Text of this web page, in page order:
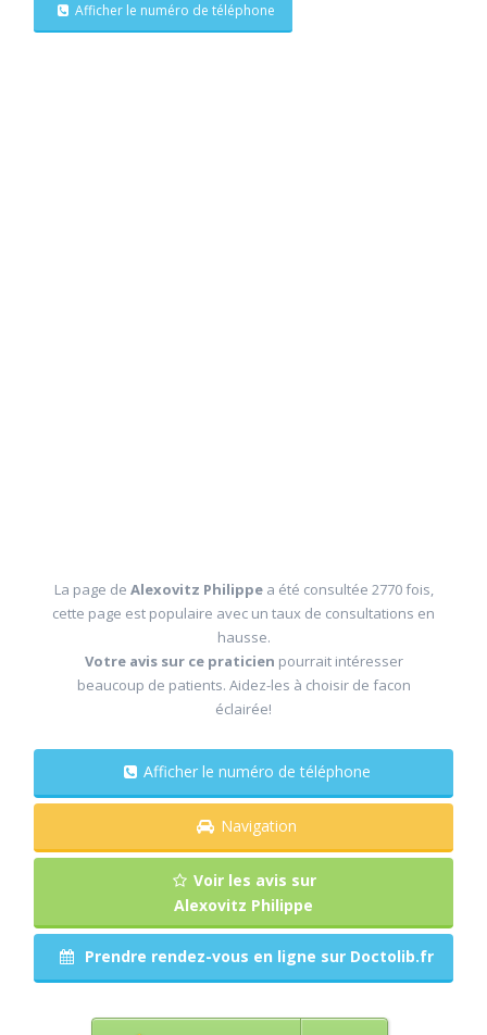
Afficher le numéro de téléphone
La page de Alexovitz Philippe a été consultée 2770 fois,
cette page est populaire avec un taux de consultations en
hausse.
Votre avis sur ce praticien pourrait intéresser
beaucoup de patients. Aidez-les à choisir de facon
éclairée!
Afficher le numéro de téléphone
Navigation
Voir les avis sur
Alexovitz Philippe
Prendre rendez-vous en ligne sur Doctolib.fr